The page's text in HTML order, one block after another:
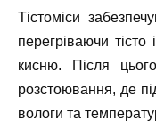
Тістоміси
перегріваючи
кисню. Після
розстоювання, де
вологи та